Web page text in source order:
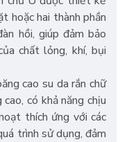
hoặc hai thành phần
hồi, giúp đảm bảo
chất lỏng, khí, bụi
cao su da rắn chữ
có khả năng chịu
thích ứng với các
trình sử dụng, đảm